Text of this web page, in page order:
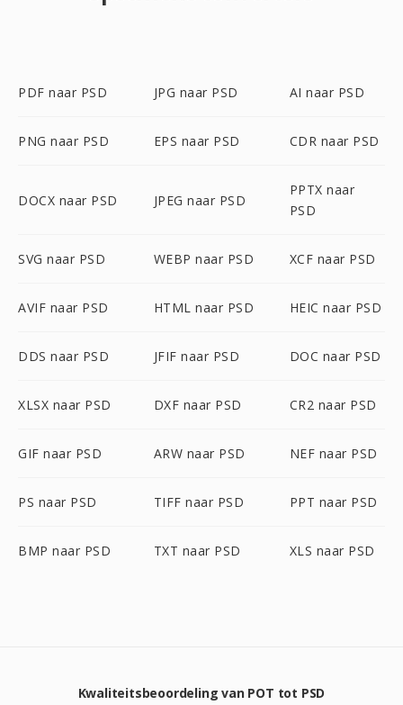
PDF naar PSD JPG naar PSD AI naar PSD
PNG naar PSD EPS naar PSD CDR naar PSD
DOCX naar PSD JPEG naar PSD
PPTX naar
PSD
SVG naar PSD WEBP naar PSD XCF naar PSD
AVIF naar PSD HTML naar PSD HEIC naar PSD
DDS naar PSD JFIF naar PSD DOC naar PSD
XLSX naar PSD DXF naar PSD CR2 naar PSD
GIF naar PSD ARW naar PSD NEF naar PSD
PS naar PSD TIFF naar PSD PPT naar PSD
BMP naar PSD TXT naar PSD XLS naar PSD
Kwaliteitsbeoordeling van POT tot PSD